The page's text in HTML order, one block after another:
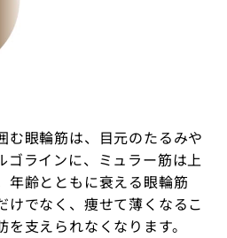
む眼輪筋は、目元のたるみや
ゴラインに、ミュラー筋は上
年齢とともに衰える眼輪筋
けでなく、痩せて薄くなるこ
支えられなくなります。